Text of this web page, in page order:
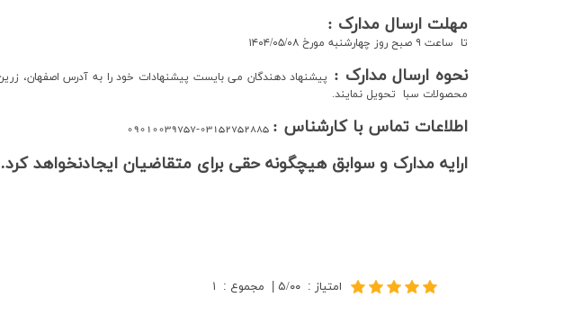
مهلت ارسال مدارک :
تا ساعت ۹ صبح روز چهارشنبه مورخ ۱۴۰۴/۰۵/۰۸
نحوه ارسال مدارک :
محصولات سبا تحویل نمايند.
اطلاعات تماس با کارشناس : 09010039757
ارایه مدارک و سوابق هیچگونه حقی برای متقاضیان ایجادنخواهد کرد.
امتیاز : ۵/۰۰ مجموع : ۱